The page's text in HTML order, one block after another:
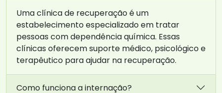
Uma clínica de recuperação é um
estabelecimento especializado em tratar
pessoas com dependência química. Essas
clínicas oferecem suporte médico, psicológico e
terapêutico para ajudar na recuperação.
Como funciona a internação?